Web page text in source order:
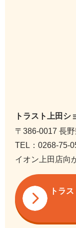
トラスト上田シ
〒386-0017 長
TEL：0268-75-
イオン上田店向
トラ